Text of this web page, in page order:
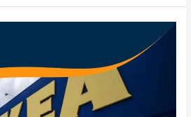
ايكيا
بالرياض